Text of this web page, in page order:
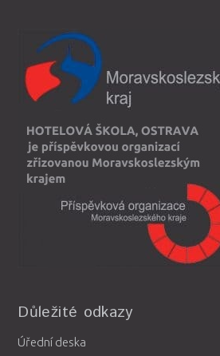
Důležité odkazy
Úřední deska